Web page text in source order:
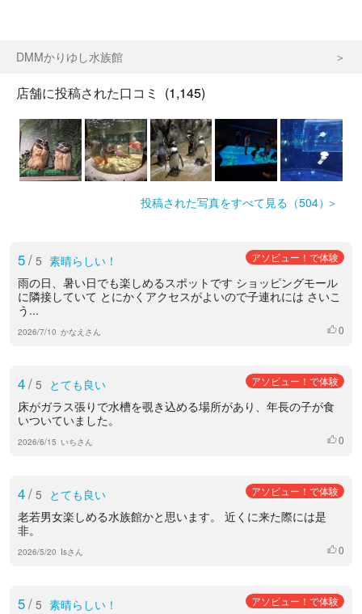
DMMかりゆし水族館
店舗に投稿された口コミ (1,145)
投稿された写真をすべて見る（504）
5/ 5 素晴らしい！ アソビュー！で体験
雨の日、暑い日でも楽しめるスポットです ショッピングモール
に隣接していて とにかくアクセスがよいので子連れには さいこ
う...
2026/7/10 かなえさん いいね
0
4/ 5 とても良い アソビュー！で体験
床がガラス張りで水槽を覗き込める場所があり、年長の子が食
いついていました。
2026/6/15 いちさん いいね
0
4/ 5 とても良い アソビュー！で体験
老若男女楽しめる水族館かと思います。 近くに来た際には是
非。
2026/5/20 Isさん いいね
0
5/ 5 素晴らしい！ アソビュー！で体験